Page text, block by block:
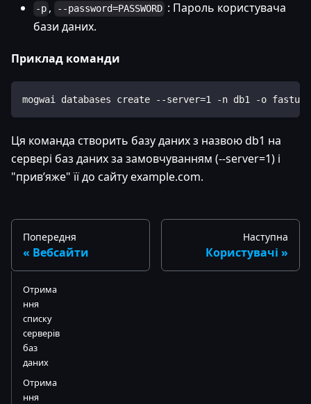
-p , --password=PASSWORD : Пароль користувача
бази даних.
Приклад команди
mogwai databases create --server=1 -n db1 -o
Ця команда створить базу даних з назвою db1 на
сервері баз даних за замовчуванням (--server=1) і
"прив’яже" її до сайту example.com.
Попередня
Вебсайти
Наступна
Користувачі
Отрима
ння
списку
серверів
баз
даних
Отрима
ння